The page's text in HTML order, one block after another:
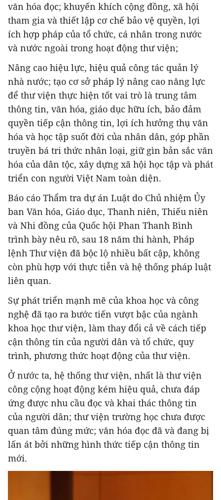
văn hóa đọc; khuyến khích cộng đồng, xã hội
tham gia và thiết lập cơ chế bảo vệ quyền, lợi
ích hợp pháp của tổ chức, cá nhân trong nước
và nước ngoài trong hoạt động thư viện;
Nâng cao hiệu lực, hiệu quả công tác quản lý
nhà nước; tạo cơ sở pháp lý nâng cao năng lực
để thư viện thực hiện tốt vai trò là trung tâm
thông tin, văn hóa, giáo dục hữu ích, bảo đảm
quyền tiếp cận thông tin, lợi ích hưởng thụ văn
hóa và học tập suốt đời của nhân dân, góp phần
truyền bá tri thức nhân loại, giữ gìn bản sắc văn
hóa của dân tộc, xây dựng xã hội học tập và phát
triển con người Việt Nam toàn diện.
Báo cáo Thẩm tra dự án Luật do Chủ nhiệm Ủy
ban Văn hóa, Giáo dục, Thanh niên, Thiếu niên
và Nhi đồng của Quốc hội Phan Thanh Bình
trình bày nêu rõ, sau 18 năm thi hành, Pháp
lệnh Thư viện đã bộc lộ nhiều bất cập, không
còn phù hợp với thực tiễn và hệ thống pháp luật
liên quan.
Sự phát triển mạnh mẽ của khoa học và công
nghệ đã tạo ra bước tiến vượt bậc của ngành
khoa học thư viện, làm thay đổi cả về cách tiếp
cận thông tin của người dân và tổ chức, quy
trình, phương thức hoạt động của thư viện.
Ở nước ta, hệ thống thư viện, nhất là thư viện
công cộng hoạt động kém hiệu quả, chưa đáp
ứng được nhu cầu đọc và khai thác thông tin
của người dân; thư viện trường học chưa được
quan tâm đúng mức; văn hóa đọc đã và đang bị
lấn át bởi những hình thức tiếp cận thông tin
mới.